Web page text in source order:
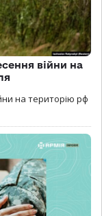
війни на
на територію рф